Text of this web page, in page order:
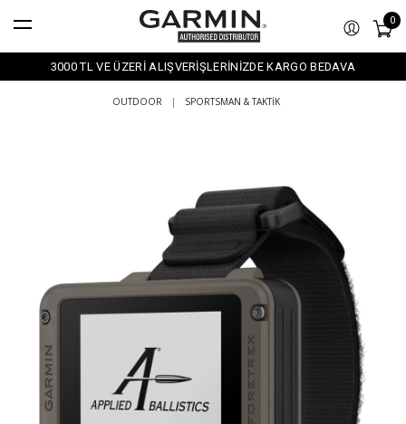
0
3000 TL VE ÜZERİ ALIŞVERİŞLERİNİZDE KARGO BEDAVA
OUTDOOR | SPORTSMAN & TAKTIK